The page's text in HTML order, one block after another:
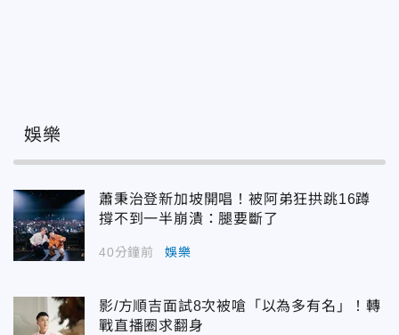
娛樂
蕭秉治登新加坡開唱！被阿弟狂拱跳16蹲
撐不到一半崩潰：腿要斷了
40分鐘前 娛樂
影/方順吉面試8次被嗆「以為多有名」！轉
戰直播圈求翻身